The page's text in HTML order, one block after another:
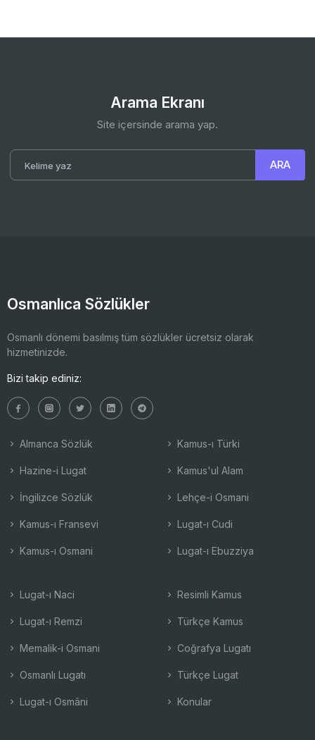
Arama Ekranı
Site içersinde arama yap.
Osmanlıca Sözlükler
Osmanlı dönemi basılmış tüm sözlükler ücretsiz olarak
hizmetinizde.
Bizi takip ediniz:
Almanca Sözlük
Hazine-i Lugat
İngilizce Sözlük
Kamus-ı Fransevi
Kamus-ı Osmani
Kamus-ı Türki
Kamus'ul Alam
Lehçe-i Osmani
Lugat-ı Cudi
Lugat-ı Ebuzziya
Lugat-ı Naci
Lugat-ı Remzi
Memalik-i Osmani
Osmanlı Lugatı
Lugat-ı Osmâni
Resimli Kamus
Türkçe Kamus
Coğrafya Lugatı
Türkçe Lugat
Konular